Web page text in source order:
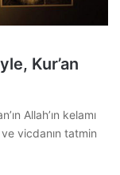
Kur’an
Allah’ın kelamı
vicdanın tatmin